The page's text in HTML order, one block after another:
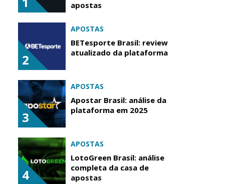
apostas
2
APOSTAS
BETesporte Brasil: review
atualizado da plataforma
3
APOSTAS
Apostar Brasil: análise da
plataforma em 2025
4
APOSTAS
LotoGreen Brasil: análise
completa da casa de
apostas